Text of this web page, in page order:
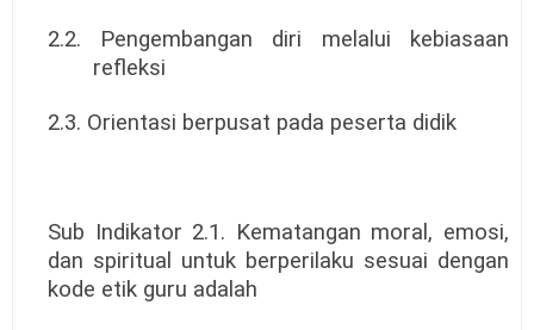
2.2. Pengembangan diri melalui kebiasaan
refleksi
2.3. Orientasi berpusat pada peserta didik
Sub Indikator 2.1. Kematangan moral, emosi,
dan spiritual untuk berperilaku sesuai dengan
kode etik guru adalah